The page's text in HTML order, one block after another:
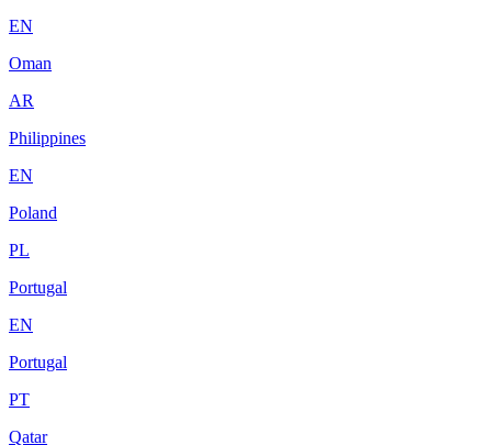
EN
Oman
AR
Philippines
EN
Poland
PL
Portugal
EN
Portugal
PT
Qatar